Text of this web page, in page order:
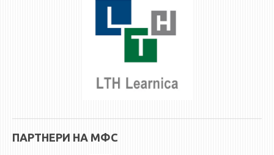
ИНФОРМАЦИИ ОД ЈАВЕН КАРАКТЕР
ТЕЛЕФОНСКИ ИМЕНИК
ПАРТНЕРИ НА МФС